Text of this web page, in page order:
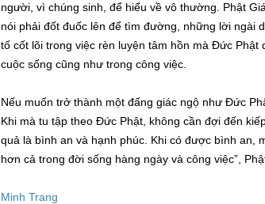
người, vì chúng sinh, để hiểu về vô thường. Phật
nói phải đốt đuốc lên để tìm đường, những lời ngài
tố cốt lõi trong việc rèn luyện tâm hồn mà Đức
cuộc sống cũng như trong công việc.
Nếu muốn trở thành một đấng giác ngộ như Đức
Khi mà tu tập theo Đức Phật, không cần đợi đến
quả là bình an và hạnh phúc. Khi có được bình an,
hơn cả trong đời sống hàng ngày và công việc”,
Minh Trang